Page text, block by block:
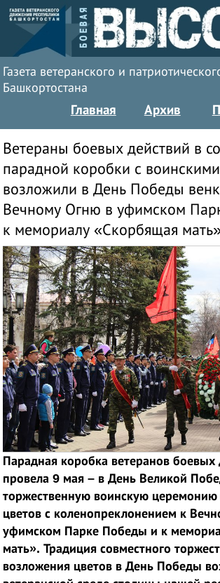
Газета ветеранского и
Башкортостана
Главная Архив
Ветераны боевых действий в
парадной коробки с
возложили в День Победы
Вечному Огню в уфимском
к мемориалу «Скорбящая
Парадная коробка ветеранов боевых
провела 9 мая – в День Великой
торжественную воинскую церемонию
цветовс коленопреклонением к
уфимском Парке Победы и к
мать». Традиция совместного
возложения цветов в День Победы